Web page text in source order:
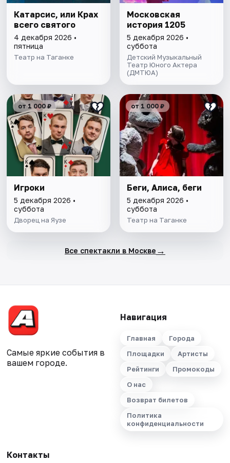
Катарсис, или Крах
всего святого
4 декабря 2026 •
пятница
Театр на Таганке
Московская
история 1205
5 декабря 2026 •
суббота
Детский Музыкальный
Театр Юного Актера
(ДМТЮА)
от 1 000 ₽
Игроки
5 декабря 2026 •
суббота
Дворец на Яузе
от 1 000 ₽
Беги, Алиса, беги
5 декабря 2026 •
суббота
Театр на Таганке
Все спектакли в Москве →
Самые яркие события в
вашем городе.
Навигация
Главная
Города
Площадки
Артисты
Рейтинги
Промокоды
О нас
Возврат билетов
Политика
конфиденциальности
Контакты